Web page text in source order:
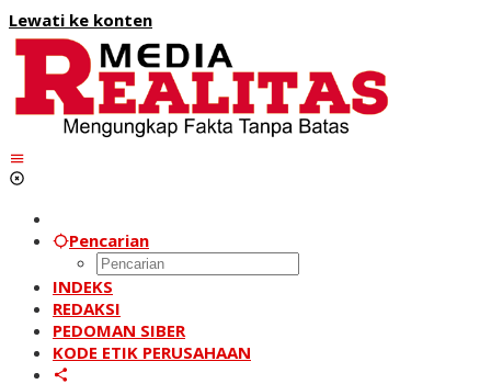
Lewati ke konten
Pencarian
INDEKS
REDAKSI
PEDOMAN SIBER
KODE ETIK PERUSAHAAN